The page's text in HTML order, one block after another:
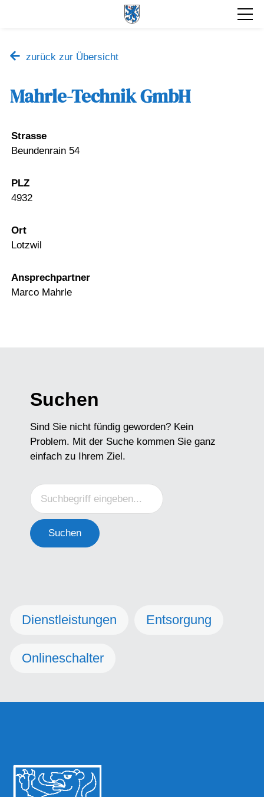
zurück zur Übersicht
Mahrle-Technik GmbH
Strasse
Beundenrain 54
PLZ
4932
Ort
Lotzwil
Ansprechpartner
Marco Mahrle
Suchen
Sind Sie nicht fündig geworden? Kein
Problem. Mit der Suche kommen Sie ganz
einfach zu Ihrem Ziel.
Suchen
Dienstleistungen Entsorgung
Onlineschalter